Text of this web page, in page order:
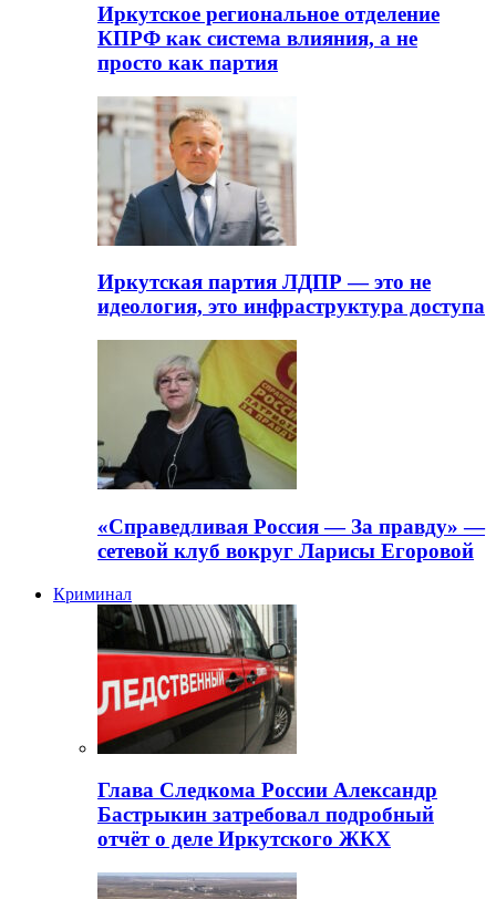
Иркутское региональное отделение
КПРФ как система влияния, а не
просто как партия
Иркутская партия ЛДПР — это не
идеология, это инфраструктура доступа
«Справедливая Россия — За правду» —
сетевой клуб вокруг Ларисы Егоровой
Криминал
Глава Следкома России Александр
Бастрыкин затребовал подробный
отчёт о деле Иркутского ЖКХ